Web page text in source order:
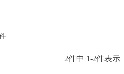
2件中 1-2件表示